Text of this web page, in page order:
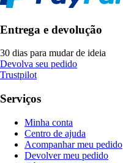
Entrega e devolução
30 dias para mudar de ideia
Devolva seu pedido
Trustpilot
Serviços
Minha conta
Centro de ajuda
Acompanhar meu pedido
Devolver meu pedido